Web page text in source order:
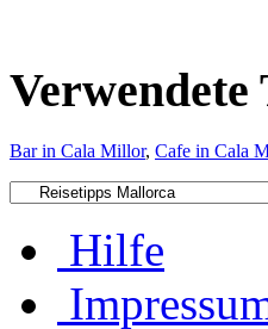
Verwendete
Bar in Cala Millor, Cafe in Cala
Hilfe